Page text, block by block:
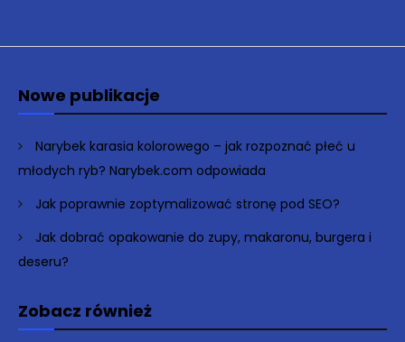
Nowe publikacje
Narybek karasia kolorowego – jak rozpoznać płeć u
młodych ryb? Narybek.com odpowiada
Jak poprawnie zoptymalizować stronę pod SEO?
Jak dobrać opakowanie do zupy, makaronu, burgera i
deseru?
Zobacz również